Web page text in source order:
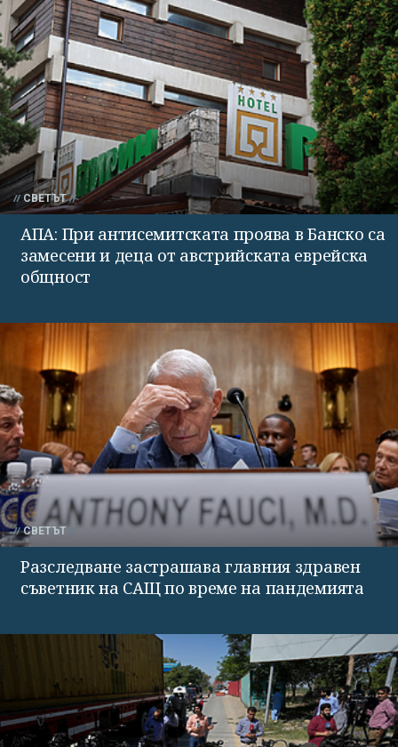
СВЕТЪТ
АПА: При антисемитската проява в Банско са
замесени и деца от австрийската еврейска
общност
СВЕТЪТ
Разследване застрашава главния здравен
съветник на САЩ по време на пандемията